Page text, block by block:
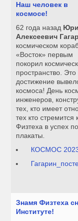
Наш человек в
космосе!
62 года назад
Алексеевич
космическом
«Восток» первым
покорил
пространство. Это
достижение
космоса! День
инженеров,
тех, кто имеет
тех кто
Физтеха в успех
плакаты.
КОСМОС
Знамя Физтеха
Институте!